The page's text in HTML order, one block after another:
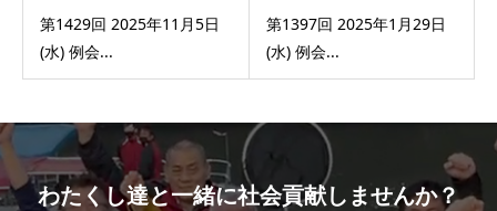
第1429回 2025年11月5日
(水) 例会...
第1397回 2025年1月29日
(水) 例会...
わたくし達と一緒に社会貢献しませんか？